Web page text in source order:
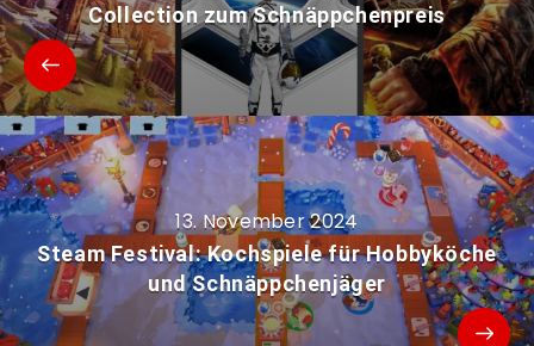
Collection zum Schnäppchenpreis
13. November 2024
Steam Festival: Kochspiele für Hobbyköche
und Schnäppchenjäger